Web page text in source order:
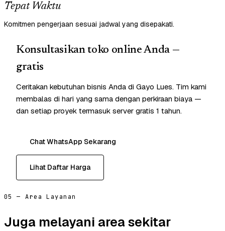
Tepat Waktu
Komitmen pengerjaan sesuai jadwal yang disepakati.
Konsultasikan toko online Anda —
gratis
Ceritakan kebutuhan bisnis Anda di Gayo Lues. Tim kami
membalas di hari yang sama dengan perkiraan biaya —
dan setiap proyek termasuk server gratis 1 tahun.
Chat WhatsApp Sekarang
Lihat Daftar Harga
05 — Area Layanan
Juga melayani area sekitar